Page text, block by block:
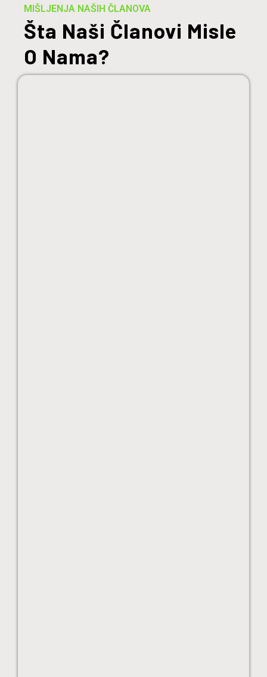
MIŠLJENJA NAŠIH ČLANOVA
Šta Naši Članovi Misle
O Nama?